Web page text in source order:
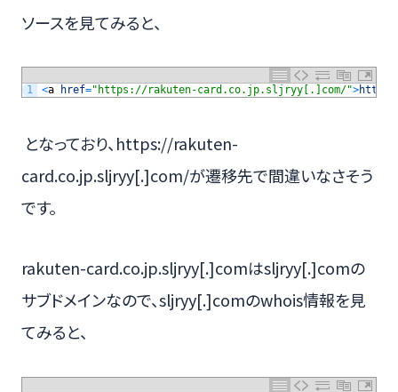
ソースを見てみると、
1 <a href="https://rakuten-card.co.jp.sljryy[.]com/">https
となっており、https://rakuten-
card.co.jp.sljryy[.]com/が遷移先で間違いなさそう
です。
rakuten-card.co.jp.sljryy[.]comはsljryy[.]comの
サブドメインなので、sljryy[.]comのwhois情報を見
てみると、